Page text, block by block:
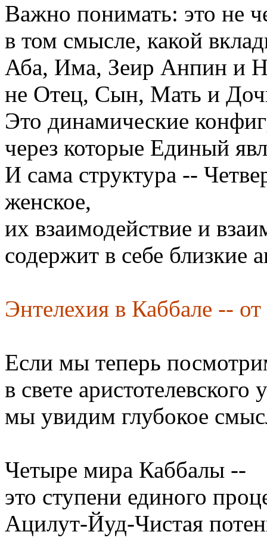
Важно понимать: это не
в том смысле, какой
Аба, Има, Зеир Анпин и
не Отец, Сын, Мать и
Это динамические
через которые Единый
И сама структура --
женское,
их взаимодействие и
содержит в себе близкие
Энтелехия в Каббале --
Если мы теперь
в свете аристотелевского
мы увидим глубокое
Четыре мира Каббалы --
это ступени единого
Ацилут-Йуд-Чистая